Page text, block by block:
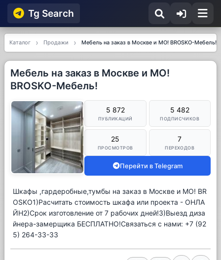
Tg Searсh
Каталог Продажи Мебель на заказ в Москве и МО! BROSKO-Мебель!
Мебель на заказ в Москве и МО!
BROSKO-Мебель!
5 872
ПУБЛИКАЦИЙ
5 482
ПОДПИСЧИКОВ
25
ПРОСМОТРОВ
7
ПЕРЕХОДОВ
Перейти в Telegram
Шкафы ,гардеробные,тумбы на заказ в Москве и МО! BR
OSKO1)Расчитать стоимость шкафа или проекта - ОНЛА
ЙН2)Срок изготовление от 7 рабочих дней!3)Выезд диза
йнера-замерщика БЕСПЛАТНО!Связаться с нами: +7 (92
5) 264-33-33